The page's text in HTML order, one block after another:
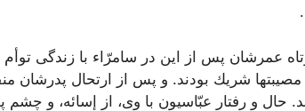
عمرشان پس از این در سامرّاء با زندگى توأم
شریك بودند. و پس از ارتحال پدرشان
حال و رفتار عبّاسیون با وى، از إسائه، و چشم